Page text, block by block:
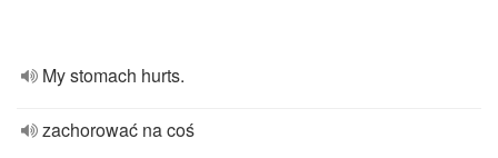
My stomach hurts.
zachorować na coś